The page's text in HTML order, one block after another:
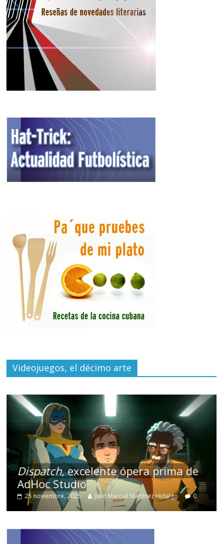
Videojuegos, el décimo arte
Dispatch, excelente ópera prima de
AdHoc Studio
25 noviembre, 2025 Julio Marcial Martínez Hidalgo 0